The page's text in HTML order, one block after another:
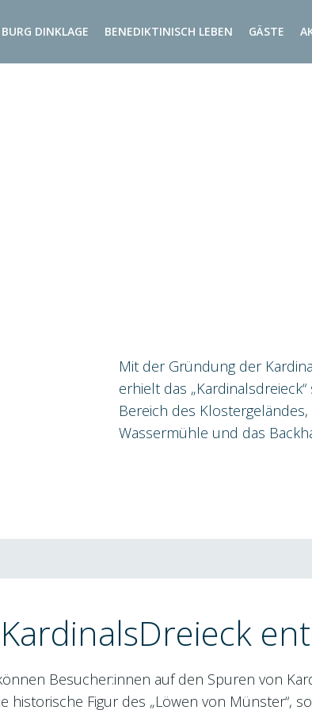
BURG DINKLAGE BENEDIKTINISCH LEBEN GÄSTE
Mit der Gründung der
erhielt das
Bereich des
Wassermühle und das
Besucher:innen auf den Spuren von
Figur des „Löwen von Münster“,